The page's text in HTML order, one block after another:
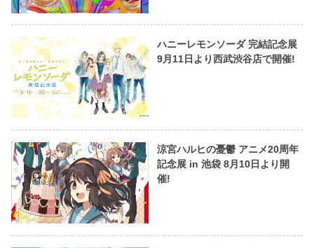
ハニーレモンソーダ 完結記念展
9月11日より西武渋谷店で開催!
涼宮ハルヒの憂鬱 アニメ20周年
記念展 in 池袋 8月10日より開
催!